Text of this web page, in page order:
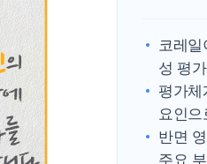
코레
성 평
평가
요인으
반면
주요